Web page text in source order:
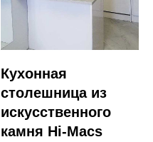
Кухонная
столешница из
искусственного
камня Hi-Macs